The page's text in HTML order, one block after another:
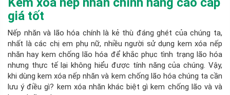
giá tốt
Nếp nhăn và lão hóa chính là kẻ thù đáng ghét của chúng ta,
nhất là các chị em phụ nữ, nhiều người sử dụng kem xóa nếp
nhăn hay kem chống lão hóa để khắc phục tình trạng lão hóa
nhưng thực tế lại không hiểu được tính năng của chúng. Vậy,
khi dùng kem xóa nếp nhăn và kem chống lão hóa chúng ta cần
lưu ý điều gì? kem xóa nhăn khác biệt gì kem chống lão và và